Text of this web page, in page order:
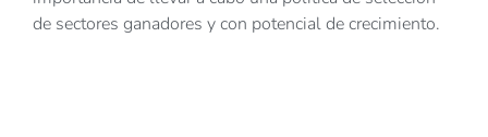
de sectores ganadores y con potencial de crecimiento.